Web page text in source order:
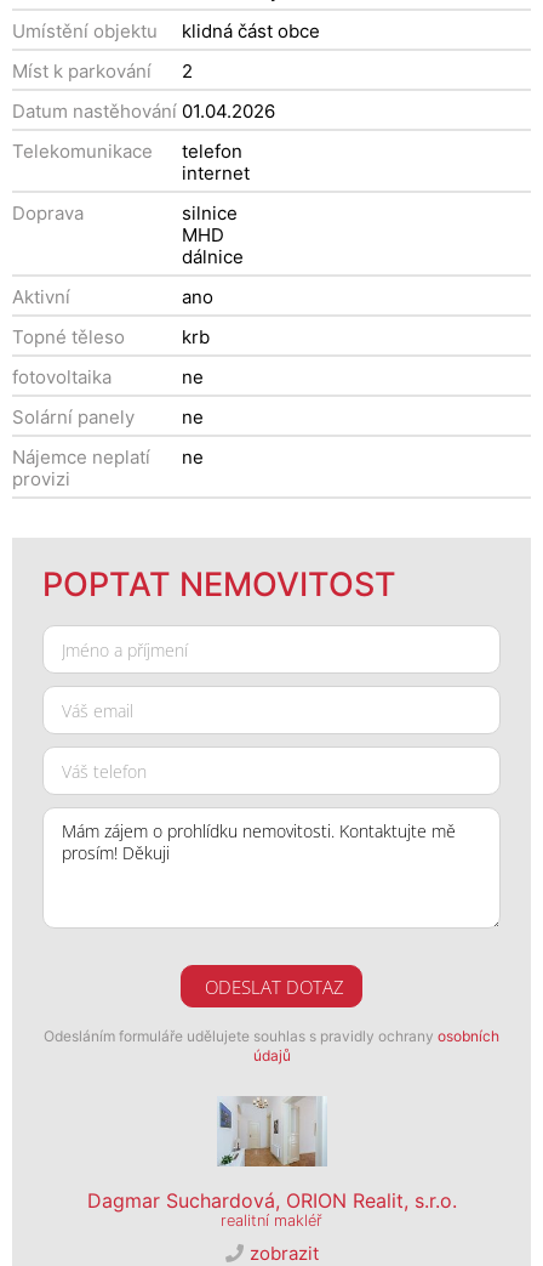
Umístění objektu
klidná část obce
Míst k parkování
2
Datum nastěhování 01.04.2026
Telekomunikace
telefon
internet
Doprava
silnice
MHD
dálnice
Aktivní
ano
Topné těleso
krb
fotovoltaika
ne
Solární panely
ne
Nájemce neplatí
provizi
ne
POPTAT NEMOVITOST
ODESLAT DOTAZ
Odesláním formuláře udělujete souhlas s pravidly ochrany osobních
údajů
Dagmar Suchardová, ORION Realit, s.r.o.
realitní makléř
zobrazit